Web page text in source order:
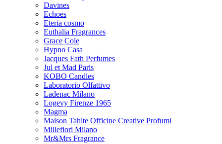
Davines
Echoes
Eteria cosmo
Euthalia Fragrances
Grace Cole
Hypno Casa
Jacques Fath Perfumes
Jul et Mad Paris
KOBO Candles
Laboratorio Olfattivo
Ladenac Milano
Logevy Firenze 1965
Magma
Maison Tahite Officine Creative Profumi
Millefiori Milano
Mr&Mrs Fragrance